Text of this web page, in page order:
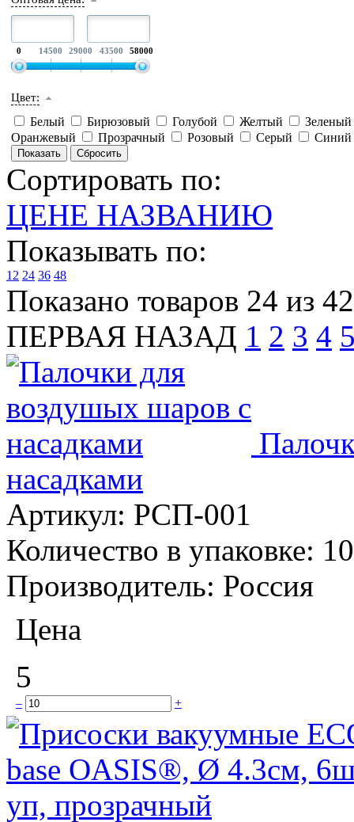
0 14500 29000 43500 58000
Цвет:
Белый Бирюзовый Голубой Желтый
Зеленый
Оранжевый
Прозрачный Розовый Серый Синий
Сортировать по:
ЦЕНЕ НАЗВАНИЮ
Показывать по:
12 24 36 48
Показано товаров 24 из
ПЕРВАЯ НАЗАД 1 2 3 4
насадками
Артикул: РСП-001
Количество в упаковке: 10
Производитель: Россия
Цена
5
– +